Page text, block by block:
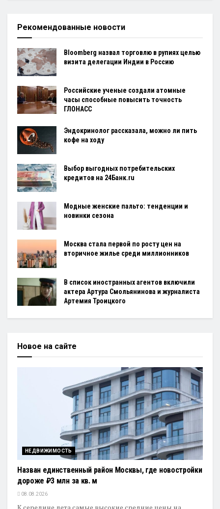
Рекомендованные новости
Bloomberg назвал торговлю в рупиях целью
визита делегации Индии в Россию
Российские ученые создали атомные
часы способные повысить точность
ГЛОНАСС
Эндокринолог рассказала, можно ли пить
кофе на ходу
Выбор выгодных потребительских
кредитов на 24Банк.ru
Модные женские пальто: тенденции и
новинки сезона
Москва стала первой по росту цен на
вторичное жилье среди миллионников
В список иностранных агентов включили
актера Артура Смольянинова и журналиста
Артемия Троицкого
Новое на сайте
НЕДВИЖИМОСТЬ
Назван единственный район Москвы, где новостройки
дороже ₽3 млн за кв. м
08.08.2026
К середине лета самые высокие средние цены на